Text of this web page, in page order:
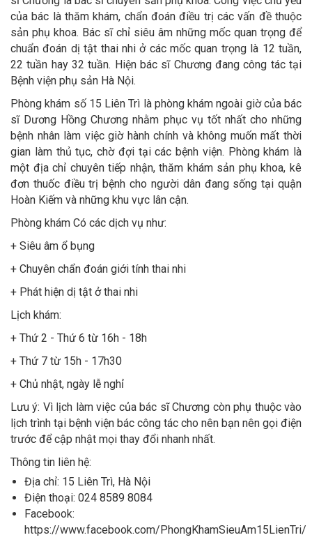
của bác là thăm khám, chẩn đoán điều trị các vấn đề thuộc
sản phụ khoa. Bác sĩ chỉ siêu âm những mốc quan trọng để
chuẩn đoán dị tật thai nhi ở các mốc quan trọng là 12 tuần,
22 tuần hay 32 tuần. Hiện bác sĩ Chương đang công tác tại
Bệnh viện phụ sản Hà Nội.
Phòng khám số 15 Liên Trì là phòng khám ngoài giờ của bác
sĩ Dương Hồng Chương nhằm phục vụ tốt nhất cho những
bệnh nhân làm việc giờ hành chính và không muốn mất thời
gian làm thủ tục, chờ đợi tại các bệnh viện. Phòng khám là
một địa chỉ chuyên tiếp nhận, thăm khám sản phụ khoa, kê
đơn thuốc điều trị bệnh cho người dân đang sống tại quận
Hoàn Kiếm và những khu vực lân cận.
Phòng khám Có các dịch vụ như:
+ Siêu âm ổ bụng
+ Chuyên chẩn đoán giới tính thai nhi
+ Phát hiện dị tật ở thai nhi
Lịch khám:
+ Thứ 2 - Thứ 6 từ 16h - 18h
+ Thứ 7 từ 15h - 17h30
+ Chủ nhật, ngày lễ nghỉ
Lưu ý: Vì lịch làm việc của bác sĩ Chương còn phụ thuộc vào
lịch trình tại bệnh viện bác công tác cho nên bạn nên gọi điện
trước để cập nhật mọi thay đổi nhanh nhất.
Thông tin liên hệ:
Địa chỉ: 15 Liên Trì, Hà Nội
Điện thoại: 024 8589 8084
Facebook:
https://www.facebook.com/PhongKhamSieuAm15LienTri/